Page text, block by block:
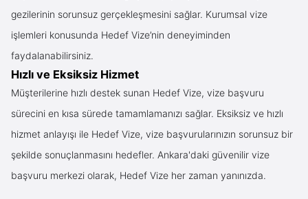
gezilerinin sorunsuz gerçekleşmesini sağlar. Kurumsal vize
işlemleri konusunda Hedef Vize’nin deneyiminden
faydalanabilirsiniz.
Hızlı ve Eksiksiz Hizmet
Müşterilerine hızlı destek sunan Hedef Vize, vize başvuru
sürecini en kısa sürede tamamlamanızı sağlar. Eksiksiz ve hızlı
hizmet anlayışı ile Hedef Vize, vize başvurularınızın sorunsuz bir
şekilde sonuçlanmasını hedefler. Ankara'daki güvenilir vize
başvuru merkezi olarak, Hedef Vize her zaman yanınızda.